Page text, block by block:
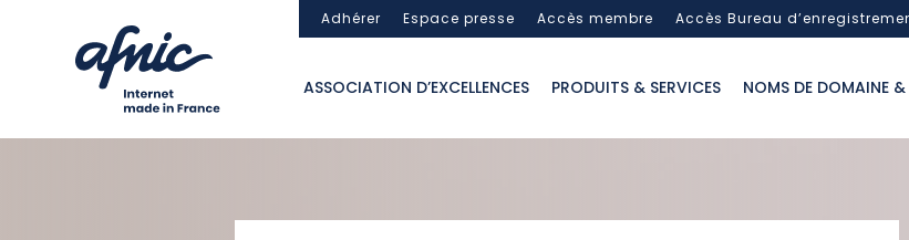
Adhérer Espace presse Accès membre Accès Bureau
ASSOCIATION D’EXCELLENCES PRODUITS & SERVICES NOMS DE DOMAINE &